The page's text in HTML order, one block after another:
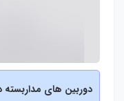
دوربین های